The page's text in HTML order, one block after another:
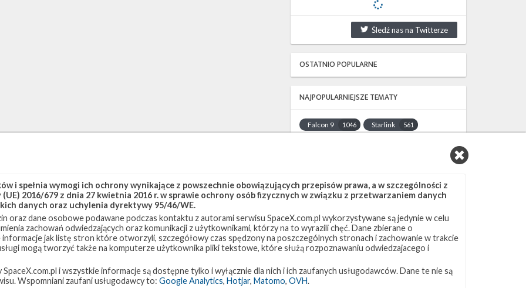
Śledź nas na Twitterze
OSTATNIO POPULARNE
NAJPOPULARNIEJSZE TEMATY
Falcon 9 1046 Starlink 561
JRTI 214 ASOG 181
Starship 107 Landing Zone 1 96
Loty załogowe 95 ISS 93
ZAPRZYJAŹNIONE STRONY
i spełnia wymogi ich ochrony wynikające z powszechnie obowiązujących przepisów prawa, a w szczególności z
2016/679 z dnia 27 kwietnia 2016 r. w sprawie ochrony osób fizycznych w związku z przetwarzaniem danych
danych oraz uchylenia dyrektywy 95/46/WE.
oraz dane osobowe podawane podczas kontaktu z autorami serwisu SpaceX.com.pl wykorzystywane są jedynie w celu
zachowań odwiedzających oraz komunikacji z użytkownikami, którzy na to wyrazili chęć. Dane zbierane o
jak listę stron które otworzyli, szczegółowy czas spędzony na poszczególnych stronach i zachowanie w trakcie
mogą tworzyć także na komputerze użytkownika pliki tekstowe, które służą rozpoznawaniu odwiedzajacego i
i wszystkie informacje są dostępne tylko i wyłącznie dla nich i ich zaufanych usługodawców. Dane te nie są
Wspomniani zaufani usługodawcy to: Google Analytics, Hotjar, Matomo, OVH.